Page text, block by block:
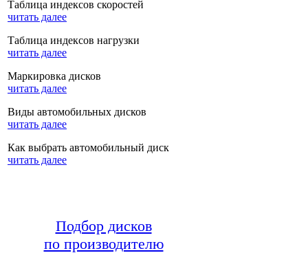
Таблица индексов скоростей
читать далее
Таблица индексов нагрузки
читать далее
Маркировка дисков
читать далее
Виды автомобильных дисков
читать далее
Как выбрать автомобильный диск
читать далее
Подбор дисков
по производителю